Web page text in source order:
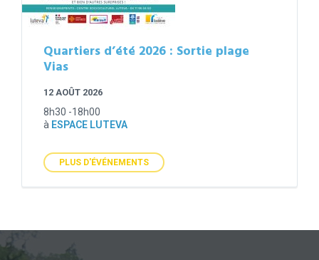
Quartiers d’été 2026 : Sortie plage
Vias
12 AOÛT 2026
8h30 -18h00
à ESPACE LUTEVA
PLUS D'ÉVÉNEMENTS